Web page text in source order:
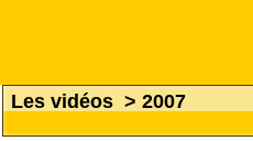
Les vidéos > 2007